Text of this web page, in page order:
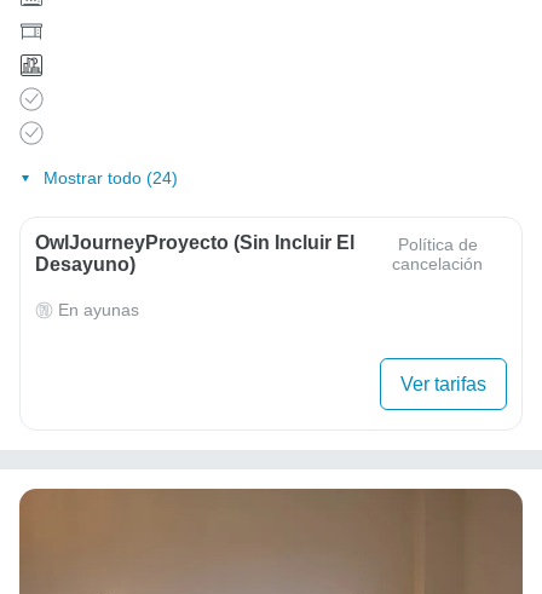
Mostrar todo (24)
OwlJourneyProyecto (sin Incluir El
Desayuno)
Política de
cancelación
En ayunas
Ver tarifas